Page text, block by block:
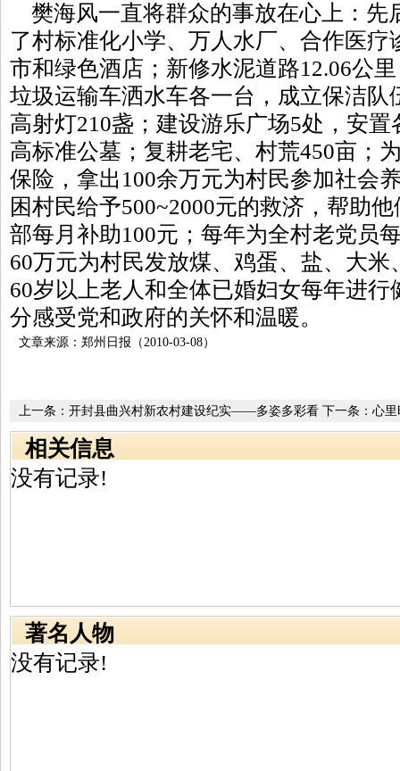
樊海风一直将群众的事放在心上：先
了村标准化小学、万人水厂、合作医
市和绿色酒店；新修水泥道路12.06公
垃圾运输车洒水车各一台，成立保洁队
高射灯210盏；建设游乐广场5处，安
高标准公墓；复耕老宅、村荒450亩；
保险，拿出100余万元为村民参加社会
困村民给予500~2000元的救济，帮助
部每月补助100元；每年为全村老党员
60万元为村民发放煤、鸡蛋、盐、大
60岁以上老人和全体已婚妇女每年进
分感受党和政府的关怀和温暖。
文章来源：郑州日报（2010-03-08）
下一条： 心里
30年
上一条： 开封县曲兴村新农村建设纪实——多姿多彩看
曲兴
相关信息
没有记录!
著名人物
没有记录!